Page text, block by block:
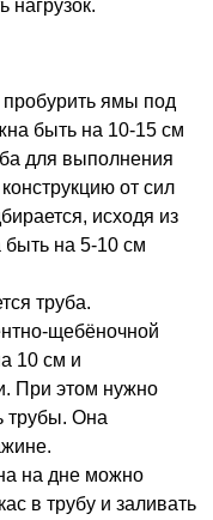
нагрузок.
ямы под
быть на 10-15 см
для выполнения
от сил
исходя из
быть на 5-10 см
труба.
щебёночной
10 см и
При этом нужно
трубы. Она
на дне можно
в трубу и заливать